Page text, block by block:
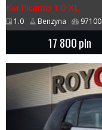
Kia Picanto 1.0 XL
1.0 Benzyna 97100
17 800pln